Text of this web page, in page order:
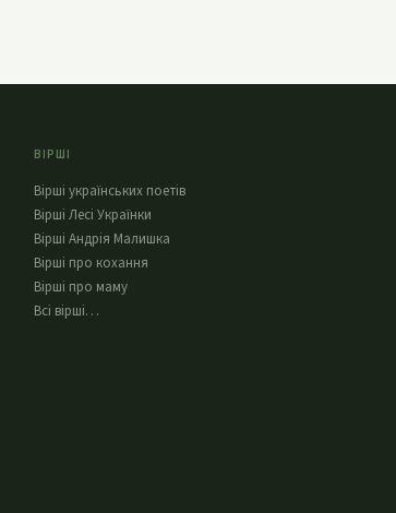
ВІРШІ
Вірші українських поетів
Вірші Лесі Українки
Вірші Андрія Малишка
Вірші про кохання
Вірші про маму
Всі вірші…